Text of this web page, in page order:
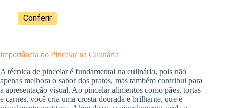
Conferir
Importância do Pincelar na Culinária
A técnica de pincelar é fundamental na culinária, pois não
apenas melhora o sabor dos pratos, mas também contribui para
a apresentação visual. Ao pincelar alimentos como pães, tortas
e carnes, você cria uma crosta dourada e brilhante, que é